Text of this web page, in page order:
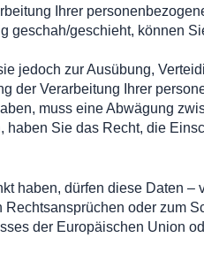
Ihrer
geschieht, können
jedoch zur Ausübung,
der Verarbeitung Ihrer
muss eine Abwägung
Sie das Recht, die
haben, dürfen diese Daten
oder zum
der Europäischen Union